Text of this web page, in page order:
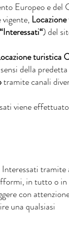
Europeo e del
“Interessati“) del
turistica
della predetta
tramite canali
viene
tramite
in tutto o in
con
una qualsiasi